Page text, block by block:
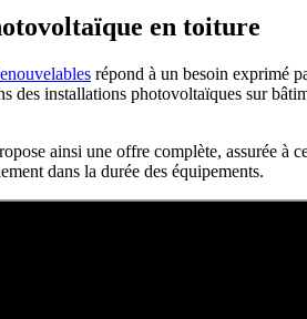
en toiture
répond à un besoin exprimé
des installations photovoltaïques sur
ainsi une offre complète, assurée à
dans la durée des équipements.